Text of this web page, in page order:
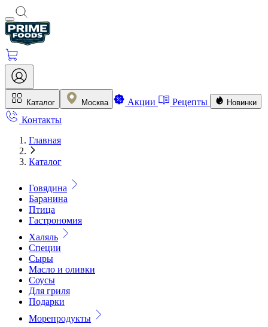
Каталог Москва Акции Рецепты Новинки
Контакты
Главная
Каталог
Говядина
Баранина
Птица
Гастрономия
Халяль
Специи
Сыры
Масло и оливки
Соусы
Для гриля
Подарки
Морепродукты